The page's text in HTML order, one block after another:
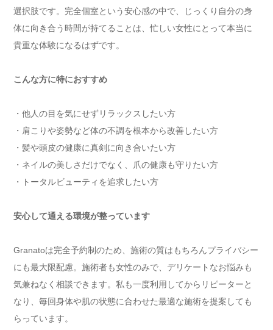
選択肢です。完全個室という安心感の中で、じっくり自分の身
体に向き合う時間が持てることは、忙しい女性にとって本当に
貴重な体験になるはずです。
こんな方に特におすすめ
・他人の目を気にせずリラックスしたい方
・肩こりや姿勢など体の不調を根本から改善したい方
・髪や頭皮の健康に真剣に向き合いたい方
・ネイルの美しさだけでなく、爪の健康も守りたい方
・トータルビューティを追求したい方
安心して通える環境が整っています
Granatoは完全予約制のため、施術の質はもちろんプライバシー
にも最大限配慮。施術者も女性のみで、デリケートなお悩みも
気兼ねなく相談できます。私も一度利用してからリピーターと
なり、毎回身体や肌の状態に合わせた最適な施術を提案しても
らっています。